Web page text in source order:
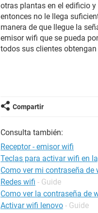
otras plantas en el edificio y
entonces no le llega
manera de que llegue la
emisor wifi que se pueda
todos sus clientes
Compartir
Consulta también:
Receptor - emisor wifi
Teclas para activar wifi en
Como ver mi contraseña de
Redes wifi - Guide
Como ver la contraseña de
Activar wifi lenovo - Guide